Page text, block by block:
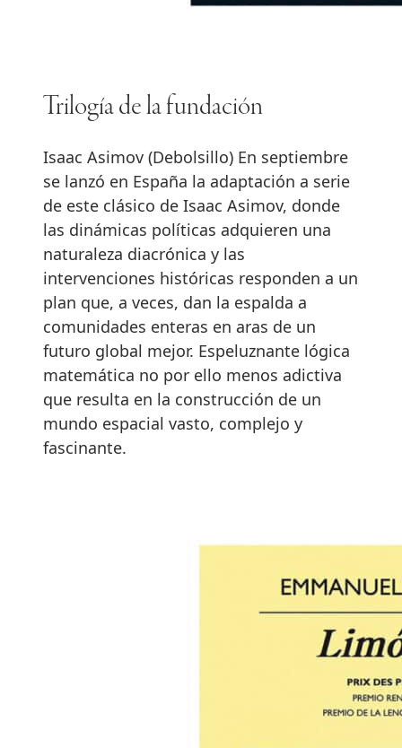
Trilogía de la fundación
Isaac Asimov (Debolsillo) En septiembre
se lanzó en España la adaptación a serie
de este clásico de Isaac Asimov, donde
las dinámicas políticas adquieren una
naturaleza diacrónica y las
intervenciones históricas responden a un
plan que, a veces, dan la espalda a
comunidades enteras en aras de un
futuro global mejor. Espeluznante lógica
matemática no por ello menos adictiva
que resulta en la construcción de un
mundo espacial vasto, complejo y
fascinante.